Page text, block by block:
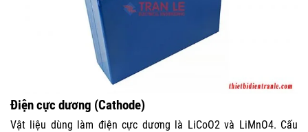
Điện cực dương (Cathode)
Vật liệu dùng làm điện cực dương là LiCoO2 và LiMnO4. Cấu